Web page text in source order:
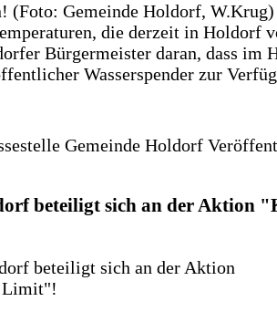
(Foto: Gemeinde Holdorf,
die derzeit in Holdorf
Bürgermeister daran, dass im
Wasserspender zur
Gemeinde Holdorf
beteiligt sich an der Aktion